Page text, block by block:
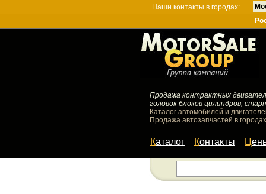
Наши контакты в городах:
Продажа контрактных
головок блоков цилиндров,
Каталог автомобилей и
Продажа автозапчастей в
Каталог Контакты